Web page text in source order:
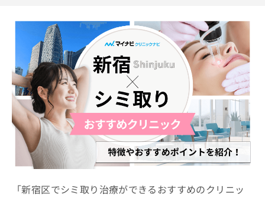
「新宿区でシミ取り治療ができるおすすめのクリニッ
ち
マ
イ
ナ
ビ
ク
リ
ビ
療
関
係
者
の
こ
ら